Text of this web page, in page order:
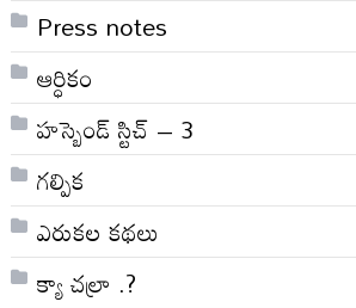
Press notes
ఆర్ధికం
హస్బెండ్ స్టిచ్ – 3
గల్పిక
ఎరుకల కథలు
క్యా చల్రా .?